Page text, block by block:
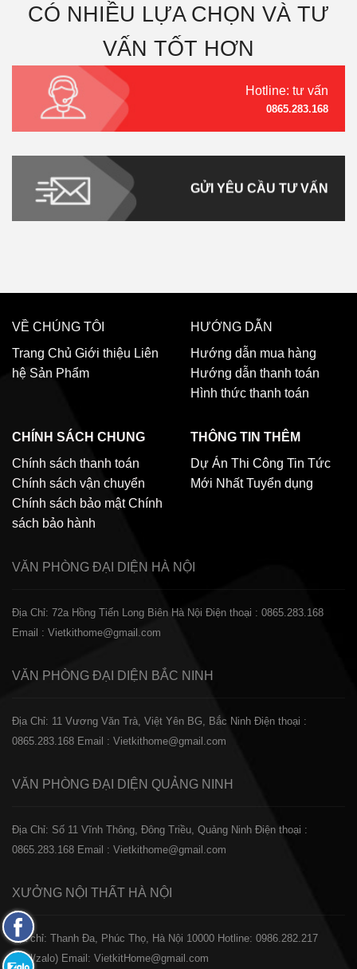
CÓ NHIỀU LỰA CHỌN VÀ TƯ
VẤN TỐT HƠN
Hotline: tư vấn
0865.283.168
GỬI YÊU CẦU TƯ VẤN
VỀ CHÚNG TÔI
Trang Chủ Giới thiệu Liên
hệ Sản Phẩm
HƯỚNG DẪN
Hướng dẫn mua hàng
Hướng dẫn thanh toán
Hình thức thanh toán
CHÍNH SÁCH CHUNG
Chính sách thanh toán
Chính sách vận chuyển
Chính sách bảo mật Chính
sách bảo hành
THÔNG TIN THÊM
Dự Án Thi Công Tin Tức
Mới Nhất Tuyển dụng
VĂN PHÒNG ĐẠI DIỆN HÀ NỘI
Địa Chỉ: 72a Hồng Tiến Long Biên Hà Nội Điện thoại : 0865.283.168
Email : Vietkithome@gmail.com
VĂN PHÒNG ĐẠI DIỆN BẮC NINH
Địa Chỉ: 11 Vương Văn Trà, Việt Yên BG, Bắc Ninh Điện thoại :
0865.283.168 Email : Vietkithome@gmail.com
VĂN PHÒNG ĐẠI DIỆN QUẢNG NINH
Địa Chỉ: Số 11 Vĩnh Thông, Đông Triều, Quảng Ninh Điện thoại :
0865.283.168 Email : Vietkithome@gmail.com
XƯỞNG NỘI THẤT HÀ NỘI
️Địa chỉ: Thanh Đa, Phúc Thọ, Hà Nội 10000 Hotline: 0986.282.217
(Call/zalo) Email: VietkitHome@gmail.com
Fanpage
Facebook